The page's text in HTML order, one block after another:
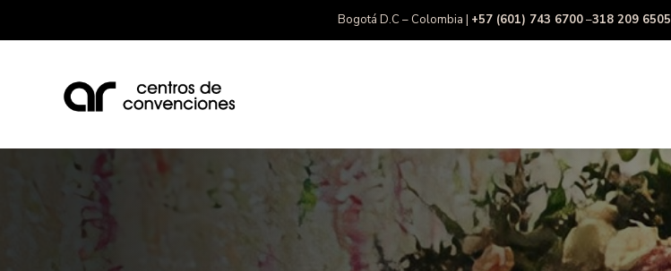
Bogotá D.C – Colombia | +57 (601) 743 6700–318 209 6505